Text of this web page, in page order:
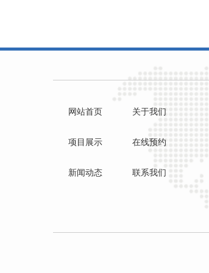
网站首页 关于我们
项目展示 在线预约
新闻动态 联系我们